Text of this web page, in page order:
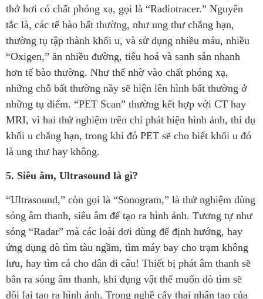
thở hơi có chất phóng xạ, gọi là “Radiotracer.” Nguyên
tắc là, các tế bào bất thường, như ung thư chẳng hạn,
thường tụ tập thành khối u, và sử dụng nhiều máu, nhiều
“Oxigen,” ăn nhiều đường, tiêu hoá và sanh sản nhanh
hơn tế bào thường. Như thể nhờ vào chất phóng xạ,
những chỗ bất thường nầy sẽ hiện lên hình bất thường ở
những tụ điểm. “PET Scan” thường kết hợp với CT hay
MRI, vì hai thử nghiệm trên chỉ phát hiện hình ảnh, thí dụ
khối u chẳng hạn, trong khi đó PET sẽ cho biết khối u đó
là ung thư hay không.
5. Siêu âm, Ultrasound là gì?
“Ultrasound,” còn gọi là “Sonogram,” là thử nghiệm dùng
sóng âm thanh, siêu âm để tạo ra hình ảnh. Tương tự như
sóng “Radar” mà các loài dơi dùng để định hướng, hay
ứng dụng dò tìm tàu ngầm, tìm máy bay cho trạm không
lưu, hay tìm cá cho dân đi câu! Thiết bị phát âm thanh sẽ
bắn ra sóng âm thanh, khi đụng vật thể muốn dò tìm sẽ
dội lại tạo ra hình ảnh. Trong nghề cấy thai nhân tạo của